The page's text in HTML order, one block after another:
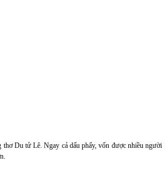
thơ Du tử Lê. Ngay cả dấu phẩy, vốn được nhiều người